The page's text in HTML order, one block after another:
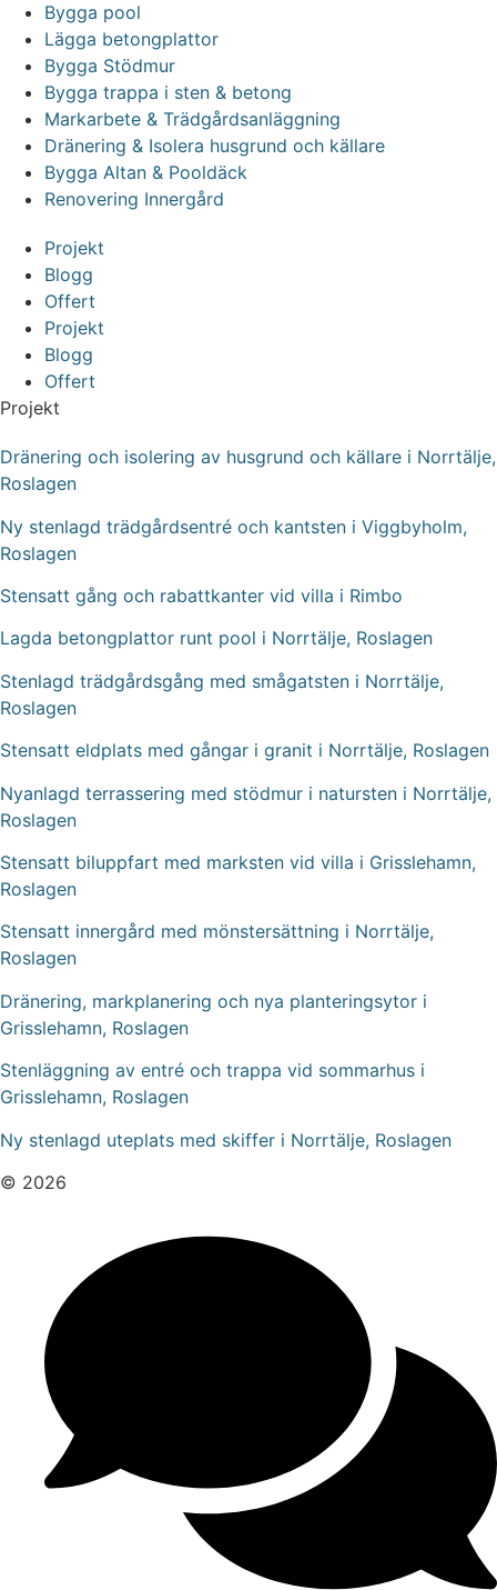
Bygga pool
Lägga betongplattor
Bygga Stödmur
Bygga trappa i sten & betong
Markarbete & Trädgårdsanläggning
Dränering & Isolera husgrund och källare
Bygga Altan & Pooldäck
Renovering Innergård
Projekt
Blogg
Offert
Projekt
Blogg
Offert
Projekt
Dränering och isolering av husgrund och källare i Norrtälje,
Roslagen
Ny stenlagd trädgårdsentré och kantsten i Viggbyholm,
Roslagen
Stensatt gång och rabattkanter vid villa i Rimbo
Lagda betongplattor runt pool i Norrtälje, Roslagen
Stenlagd trädgårdsgång med smågatsten i Norrtälje,
Roslagen
Stensatt eldplats med gångar i granit i Norrtälje, Roslagen
Nyanlagd terrassering med stödmur i natursten i Norrtälje,
Roslagen
Stensatt biluppfart med marksten vid villa i Grisslehamn,
Roslagen
Stensatt innergård med mönstersättning i Norrtälje,
Roslagen
Dränering, markplanering och nya planteringsytor i
Grisslehamn, Roslagen
Stenläggning av entré och trappa vid sommarhus i
Grisslehamn, Roslagen
Ny stenlagd uteplats med skiffer i Norrtälje, Roslagen
© 2026